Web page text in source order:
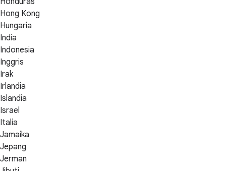
Hong Kong
Hungaria
India
Indonesia
Inggris
Irak
Irlandia
Islandia
Israel
Italia
Jamaika
Jepang
Jerman